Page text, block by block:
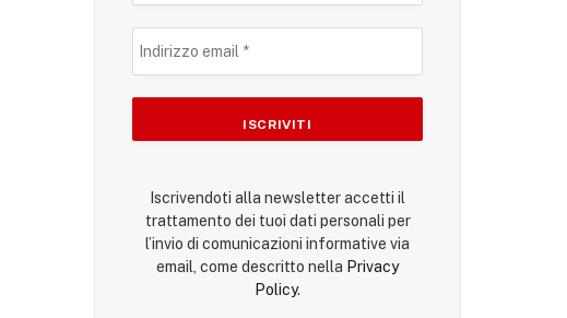
Iscrivendoti alla newsletter accetti il
trattamento dei tuoi dati personali per
l’invio di comunicazioni informative via
email, come descritto nella Privacy
Policy.